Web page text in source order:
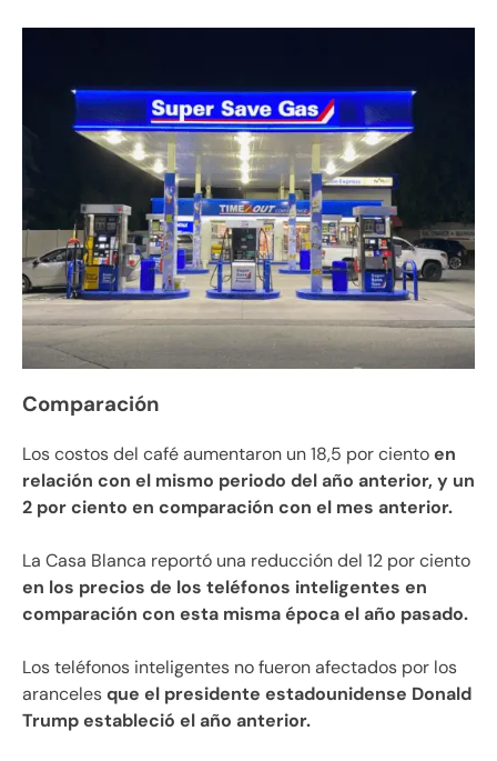
Comparación
Los costos del café aumentaron un 18,5 por cientoen
relación con el mismo periodo del año anterior, y un
2 por ciento en comparación con el mes anterior.
La Casa Blanca reportó una reducción del 12 por ciento
en los precios de los teléfonos inteligentes en
comparación con esta misma época el año pasado.
Los teléfonos inteligentes no fueron afectados por los
arancelesque el presidente estadounidense Donald
Trump estableció el año anterior.